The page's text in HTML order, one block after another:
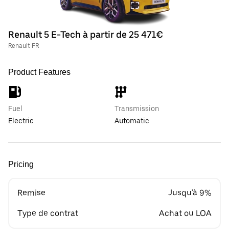
Renault 5 E-Tech à partir de 25 471€
Renault FR
Product Features
Fuel
Electric
Transmission
Automatic
Pricing
Remise Jusqu'à 9%
Type de contrat Achat ou LOA